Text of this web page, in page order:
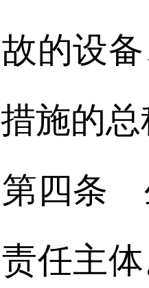
的设
施的
条 生
任主